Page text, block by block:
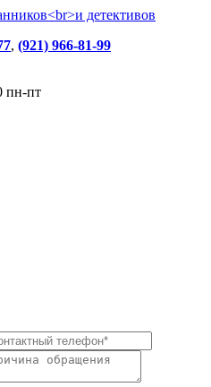
, (921) 966-81-99
пн-пт